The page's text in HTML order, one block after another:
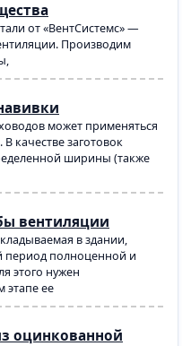
от «ВентСистемс» —
Производим
может применяться
качестве заготовок
ширины (также
вентиляции
в здании,
период полноценной и
этого нужен
этапе ее
оцинкованной